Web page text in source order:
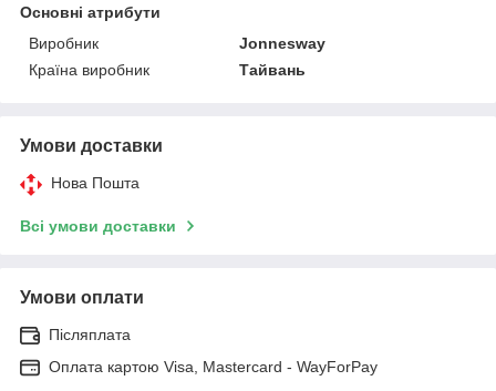
Основні атрибути
Виробник
Jonnesway
Країна виробник
Тайвань
Умови доставки
Нова Пошта
Всі умови доставки
Умови оплати
Післяплата
Оплата картою Visa, Mastercard - WayForPay